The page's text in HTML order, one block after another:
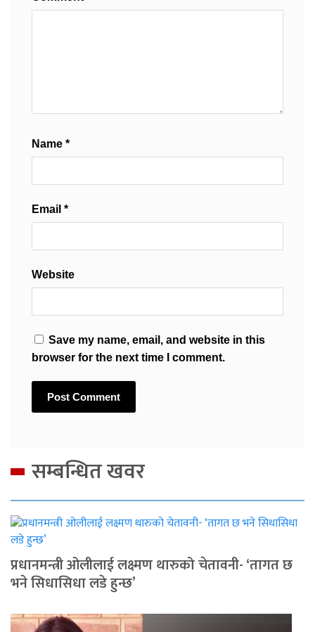
Name *
Email *
Website
Save my name, email, and website in this
browser for the next time I comment.
सम्बन्धित खवर
प्रधानमन्त्री ओलीलाई लक्ष्मण थारुको चेतावनी- ‘तागत छ
भने सिधासिधा लडे हुन्छ’